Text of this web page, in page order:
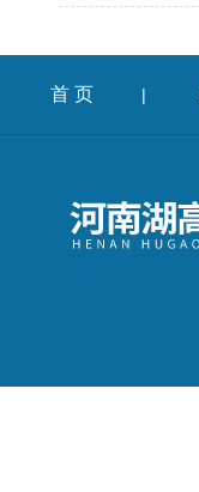
首 页 |